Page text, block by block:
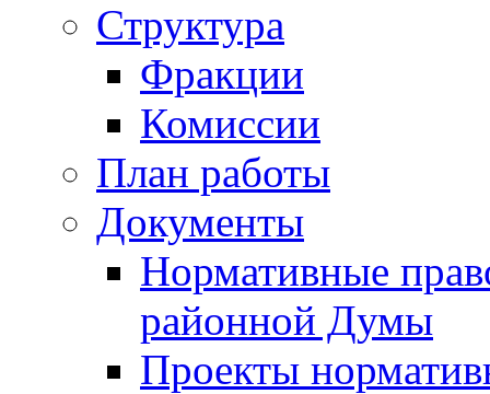
Структура
Фракции
Комиссии
План работы
Документы
Нормативные
районной Думы
Проекты